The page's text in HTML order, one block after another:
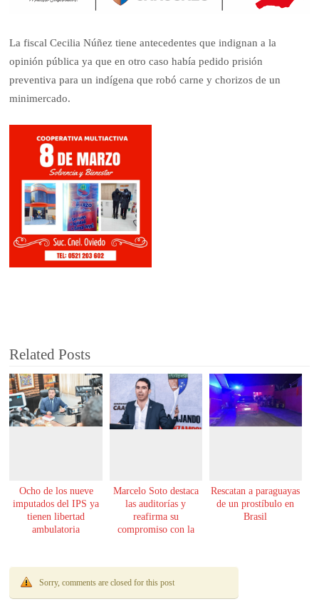
La fiscal Cecilia Núñez tiene antecedentes que indignan a la
opinión pública ya que en otro caso había pedido prisión
preventiva para un indígena que robó carne y chorizos de un
minimercado.
Related Posts
Ocho de los nueve
imputados del IPS ya
tienen libertad
ambulatoria
Marcelo Soto destaca
las auditorías y
reafirma su
compromiso con la
Rescatan a paraguayas
de un prostíbulo en
Brasil
Sorry, comments are closed for this post